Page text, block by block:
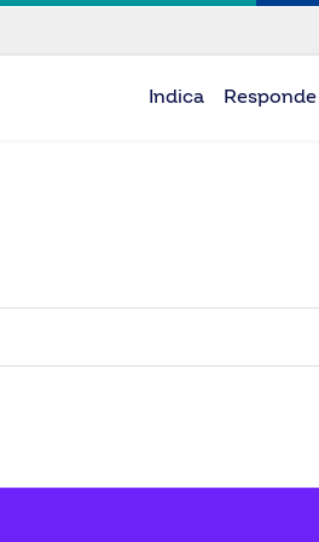
Indica Responde